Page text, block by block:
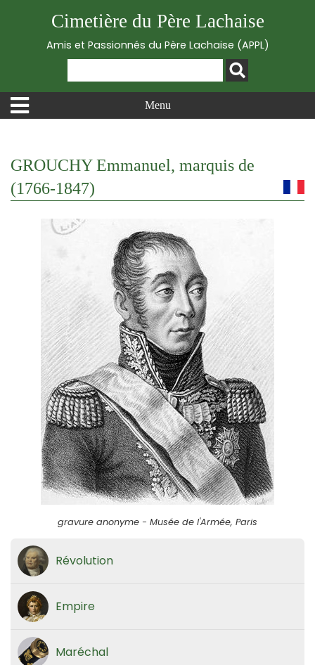
Cimetière du Père Lachaise
Amis et Passionnés du Père Lachaise (APPL)
Menu
GROUCHY Emmanuel, marquis de
(1766-1847)
gravure anonyme - Musée de l'Armée, Paris
Révolution
Empire
Maréchal